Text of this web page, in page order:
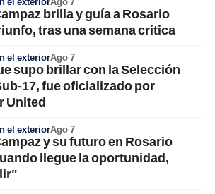
brilla y guía a Rosario
tras una semana crítica
el exteriorAgo 7
supo brillar con la Selección
17, fue oficializado por
United
el exteriorAgo 7
y su futuro en Rosario
llegue la oportunidad,